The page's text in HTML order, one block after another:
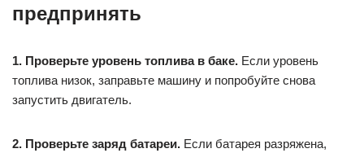
предпринять
1. Проверьте уровень топлива в баке. Если уровень
топлива низок, заправьте машину и попробуйте снова
запустить двигатель.
2. Проверьте заряд батареи. Если батарея разряжена,